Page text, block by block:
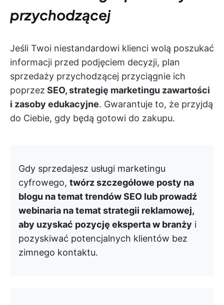
przychodzącej
Jeśli Twoi niestandardowi klienci wolą poszukać
informacji przed podjęciem decyzji, plan
sprzedaży przychodzącej przyciągnie ich
poprzez SEO, strategię marketingu zawartości
i zasoby edukacyjne. Gwarantuje to, że przyjdą
do Ciebie, gdy będą gotowi do zakupu.
Gdy sprzedajesz usługi marketingu
cyfrowego, twórz szczegółowe posty na
blogu na temat trendów SEO lub prowadź
webinaria na temat strategii reklamowej,
aby uzyskać pozycję eksperta w branży i
pozyskiwać potencjalnych klientów bez
zimnego kontaktu.